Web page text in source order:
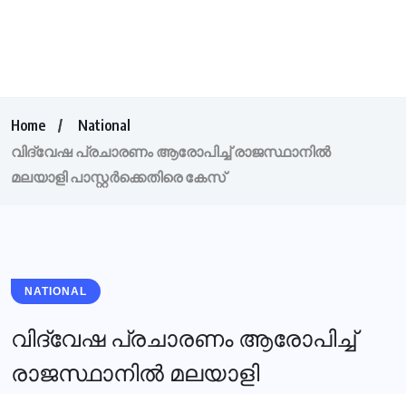
Home
National
വിദ്വേഷ പ്രചാരണം ആരോപിച്ച് രാജസ്ഥാനില്‍
മലയാളി പാസ്റ്റര്‍ക്കെതിരെ കേസ്
NATIONAL
വിദ്വേഷ പ്രചാരണം ആരോപിച്ച്
രാജസ്ഥാനില്‍ മലയാളി